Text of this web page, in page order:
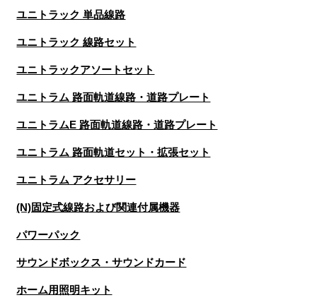
ユニトラック 単品線路
ユニトラック 線路セット
ユニトラックアソートセット
ユニトラム 路面軌道線路・道路プレート
ユニトラムE 路面軌道線路・道路プレート
ユニトラム 路面軌道セット・拡張セット
ユニトラム アクセサリー
(N)固定式線路および関連付属機器
パワーパック
サウンドボックス・サウンドカード
ホーム用照明キット